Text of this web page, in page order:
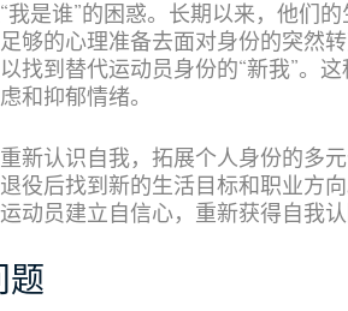
是谁”的困惑。长期以来，他们
够的心理准备去面对身份的突然
找到替代运动员身份的“新我”。
和抑郁情绪。
新认识自我，拓展个人身份的多
役后找到新的生活目标和职业方
动员建立自信心，重新获得自我认
题